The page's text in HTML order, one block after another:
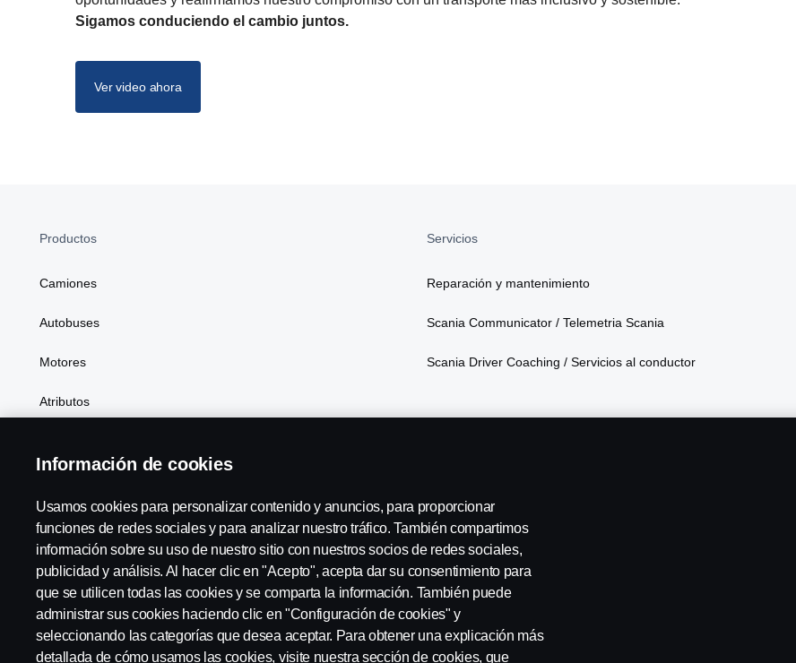
Sigamos conduciendo el cambio juntos.
Ver video ahora
Productos
Camiones
Autobuses
Motores
Atributos
Servicios
Reparación y mantenimiento
Scania Communicator / Telemetria Scania
Scania Driver Coaching / Servicios al conductor
Código de conducta a proveedores Aviso legal Aviso de Privacidad Integral
Información de cookies
Usamos cookies para personalizar contenido y anuncios, para proporcionar
funciones de redes sociales y para analizar nuestro tráfico. También compartimos
información sobre su uso de nuestro sitio con nuestros socios de redes sociales,
publicidad y análisis. Al hacer clic en "Acepto", acepta dar su consentimiento para
que se utilicen todas las cookies y se comparta la información. También puede
administrar sus cookies haciendo clic en "Configuración de cookies" y
seleccionando las categorías que desea aceptar. Para obtener una explicación más
detallada de cómo usamos las cookies, visite nuestra sección de cookies, que